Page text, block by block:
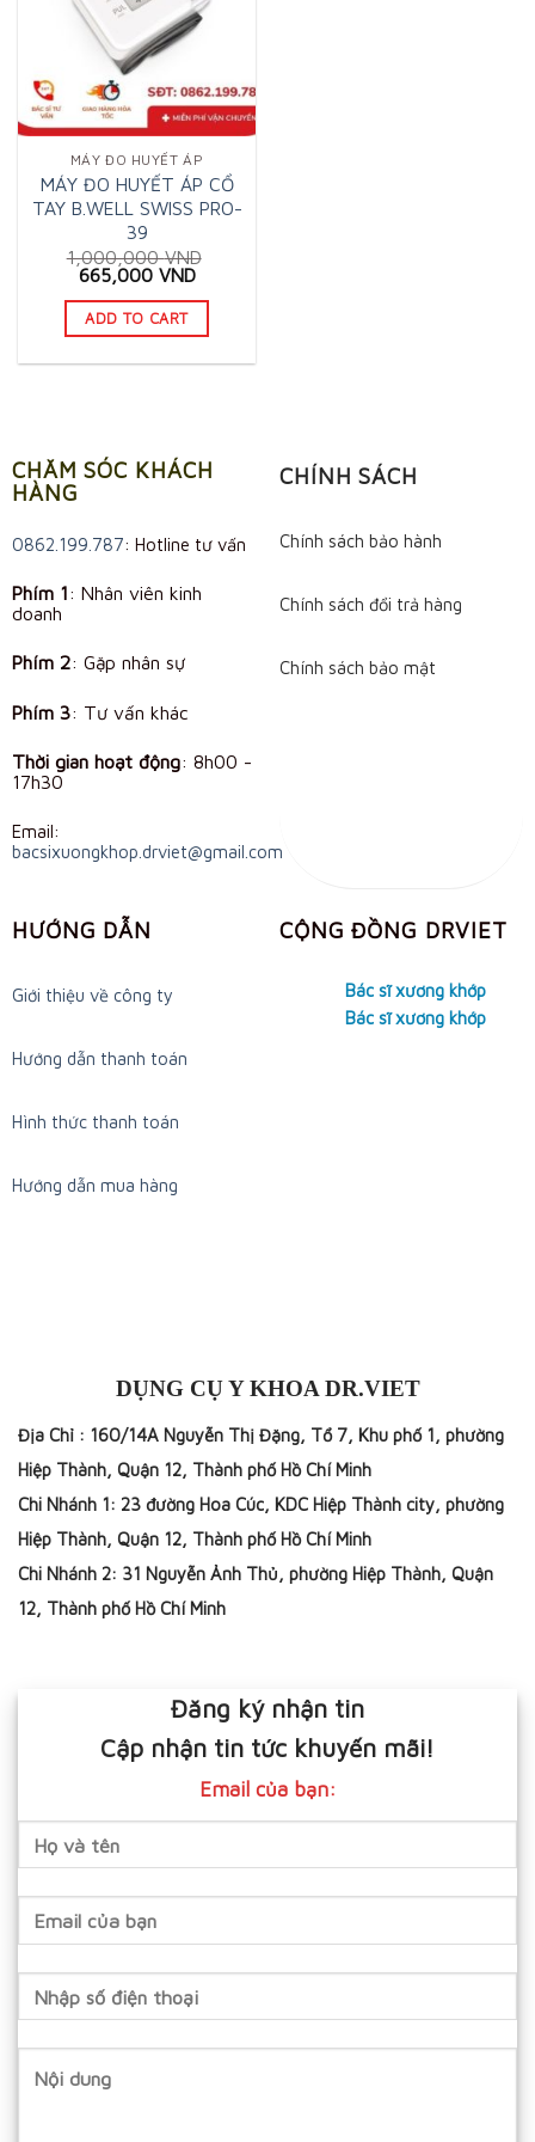
MÁY ĐO HUYẾT ÁP
MÁY ĐO HUYẾT ÁP CỔ
TAY B.WELL SWISS PRO-
39
1,000,000VND
Original
price
was:
1,000,000 VND.
665,000 VNDCurrent
is:
ADD TO CART
CHĂM SÓC KHÁCH
HÀNG
0862.199.787: Hotline tư vấn
Phím 1: Nhân viên kinh
doanh
Phím 2: Gặp nhân sự
Phím 3: Tư vấn khác
Thời gian hoạt động: 8h00 -
17h30
Email:
bacsixuongkhop.drviet@gmail.com
CHÍNH SÁCH
Chính sách bảo hành
Chính sách đổi trả hàng
Chính sách bảo mật
HƯỚNG DẪN
Giới thiệu về công ty
Hướng dẫn thanh toán
Hình thức thanh toán
Hướng dẫn mua hàng
CỘNG ĐỒNG DRVIET
Bác sĩ xương khớp
Bác sĩ xương khớp
DỤNG CỤ Y KHOA DR.VIET
Địa Chỉ : 160/14A Nguyễn Thị Đặng, Tổ 7, Khu phố 1, phường
Hiệp Thành, Quận 12, Thành phố Hồ Chí Minh
Chi Nhánh 1: 23 đường Hoa Cúc, KDC Hiệp Thành city, phường
Hiệp Thành, Quận 12, Thành phố Hồ Chí Minh
Chi Nhánh 2: 31 Nguyễn Ảnh Thủ, phường Hiệp Thành, Quận
12, Thành phố Hồ Chí Minh
Đăng ký nhận tin
Cập nhận tin tức khuyến mãi!
Email của bạn: